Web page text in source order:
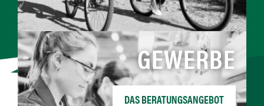
GEWERBE
DAS BERATUNGSANGEBOT